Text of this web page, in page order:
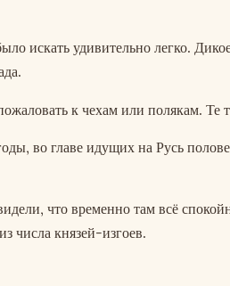
искать удивительно легко.
к чехам или полякам. Те
во главе идущих на Русь
что временно там всё
числа князей-изгоев.